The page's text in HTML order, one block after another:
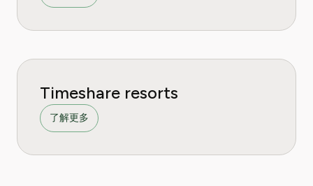
Timeshare resorts
了解更多